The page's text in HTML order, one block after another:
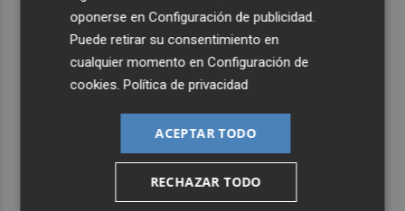
oponerse enConfiguración de publicidad.
Puede retirar su consentimiento en
cualquier momento enConfiguración de
cookies.Política de privacidad
ACEPTAR TODO
RECHAZAR TODO